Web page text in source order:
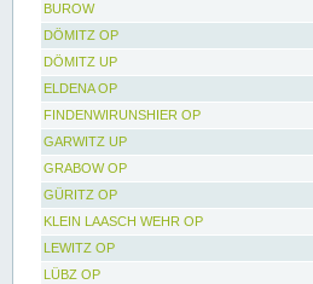
BUROW
DÖMITZ OP
DÖMITZ UP
ELDENA OP
FINDENWIRUNSHIER OP
GARWITZ UP
GRABOW OP
GÜRITZ OP
KLEIN LAASCH WEHR OP
LEWITZ OP
LÜBZ OP